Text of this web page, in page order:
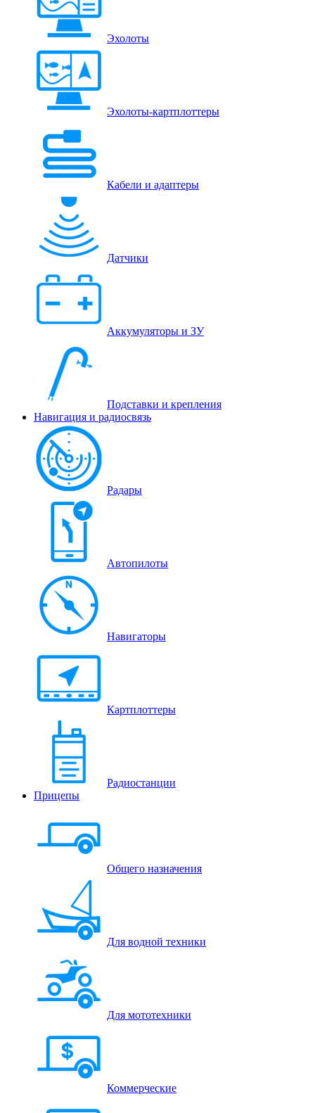
Эхолоты
Эхолоты-картплоттеры
Кабели и адаптеры
Датчики
Аккумуляторы и ЗУ
Подставки и крепления
Навигация и радиосвязь
Радары
Автопилоты
Навигаторы
Картплоттеры
Радиостанции
Прицепы
Общего назначения
Для водной техники
Для мототехники
Коммерческие